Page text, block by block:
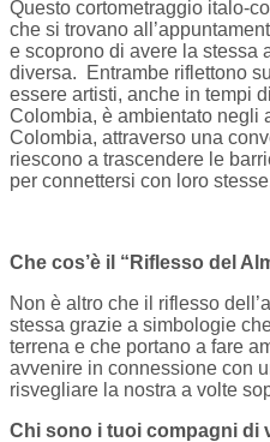
Questo cortometraggio italo-
che si trovano
e scoprono di avere la stessa
diversa. Entrambe riflettono
essere artisti, anche in tempi
Colombia, è ambientato negli
Colombia, attraverso una
riescono a trascendere le
per connettersi con loro
Che cos’è il “Riflesso del
Non è altro che il riflesso
stessa grazie a simbologie
terrena e che portano a fare
avvenire in connessione con
risvegliare la nostra a volte
Chi sono i tuoi compagni di